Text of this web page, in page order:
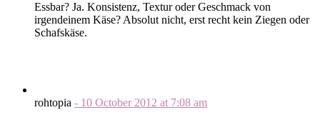
Essbar? Ja. Konsistenz, Textur oder Geschmack von
irgendeinem Käse? Absolut nicht, erst recht kein Ziegen oder
Schafskäse.
rohtopia - 10 October 2012 at 7:08 am